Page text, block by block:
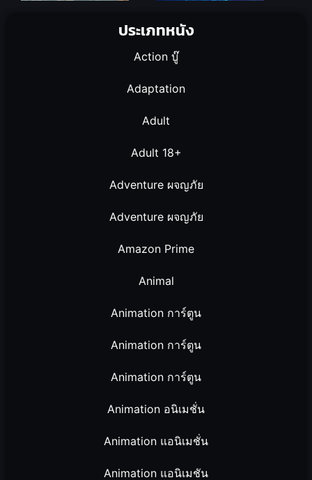
ประเภทหนัง
Action บู๊
Adaptation
Adult
Adult 18+
Adventure ผจญภัย
Adventure ผจญภัย
Amazon Prime
Animal
Animation การ์ตูน
Animation การ์ตูน
Animation การ์ตูน
Animation อนิเมชั่น
Animation แอนิเมชั่น
Animation แอนิเมชัน